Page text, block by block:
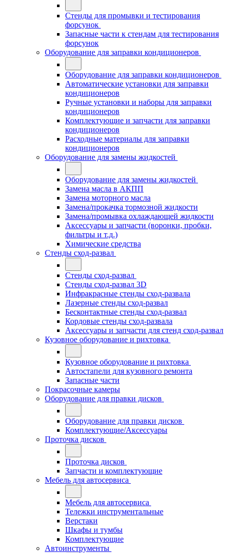
Стенды для промывки и тестирования
форсунок
Запасные части к стендам для тестирования
форсунок
Оборудование для заправки кондиционеров
Оборудование для заправки кондиционеров
Автоматические установки для заправки
кондиционеров
Ручные установки и наборы для заправки
кондиционеров
Комплектующие и запчасти для заправки
кондиционеров
Расходные материалы для заправки
кондиционеров
Оборудование для замены жидкостей
Оборудование для замены жидкостей
Замена масла в АКПП
Замена моторного масла
Замена/прокачка тормозной жидкости
Замена/промывка охлаждающей жидкости
Аксессуары и запчасти (воронки, пробки,
фильтры и т.д.)
Химические средства
Стенды сход-развал
Стенды сход-развал
Стенды сход-развал 3D
Инфракрасные стенды сход-развала
Лазерные стенды сход-развал
Бесконтактные стенды сход-развал
Кордовые стенды сход-развала
Аксессуары и запчасти для стенд сход-развал
Кузовное оборудование и рихтовка
Кузовное оборудование и рихтовка
Автостапели для кузовного ремонта
Запасные части
Покрасочные камеры
Оборудование для правки дисков
Оборудование для правки дисков
Комплектующие/Аксессуары
Проточка дисков
Проточка дисков
Запчасти и комплектующие
Мебель для автосервиса
Мебель для автосервиса
Тележки инструментальные
Верстаки
Шкафы и тумбы
Комплектующие
Автоинструменты